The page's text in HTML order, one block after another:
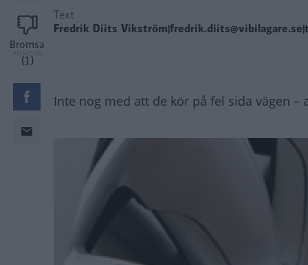
Bromsa
(1)
Text
Fredrik Diits
Inte nog med att de kör på fel sida vägen